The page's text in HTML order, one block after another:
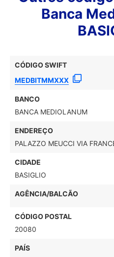
Banca
CÓDIGO SWIFT
MEDBITMMXXX
BANCO
BANCA MEDIOLANUM
ENDEREÇO
PALAZZO MEUCCI VIA
CIDADE
BASIGLIO
AGÊNCIA/BALCÃO
CÓDIGO POSTAL
20080
PAÍS